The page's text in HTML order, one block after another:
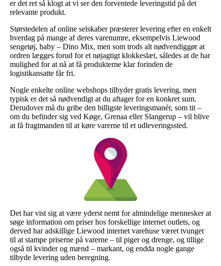
er det ret så klogt at vi ser den forventede leveringstid på det
relevante produkt.
Størstedelen af online selskaber præsterer levering efter en enkelt
hverdag på mange af deres varenumre, eksempelvis Liewood
sengetøj, baby – Dino Mix, men som trods alt nødvendiggør at
ordren lægges forud for et nøjagtigt klokkeslæt, således at de har
mulighed for at nå at få produkterne klar forinden de
logistikansatte får fri.
Nogle enkelte online webshops tilbyder gratis levering, men
typisk er det så nødvendigt at du aftager for en konkret sum.
Derudover må du gribe den billigste leveringsmanér, som tit –
om du befinder sig ved Køge, Grenaa eller Slangerup – vil blive
at få fragtmanden til at køre varerne til et udleveringssted.
Det har vist sig at være yderst nemt for almindelige mennesker at
søge information om priser hos forskellige internet outlets, og
derved har adskillige Liewood internet varehuse været tvunget
til at stampe priserne på varerne – til piger og drenge, og tillige
også til kvinder og mænd – markant, og endda nogle gange
tilbyde levering uden beregning.